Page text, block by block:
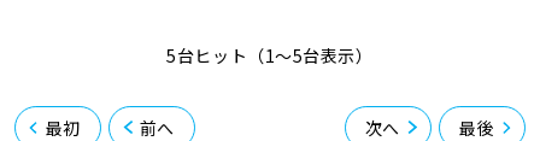
5台ヒット（1〜5台表示）
最初 前へ 次へ 最後